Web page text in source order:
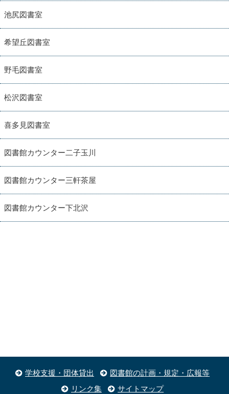
池尻図書室
希望丘図書室
野毛図書室
松沢図書室
喜多見図書室
図書館カウンター二子玉川
図書館カウンター三軒茶屋
図書館カウンター下北沢
学校支援・団体貸出
図書館の計画・規定・広報等
リンク集
サイトマップ